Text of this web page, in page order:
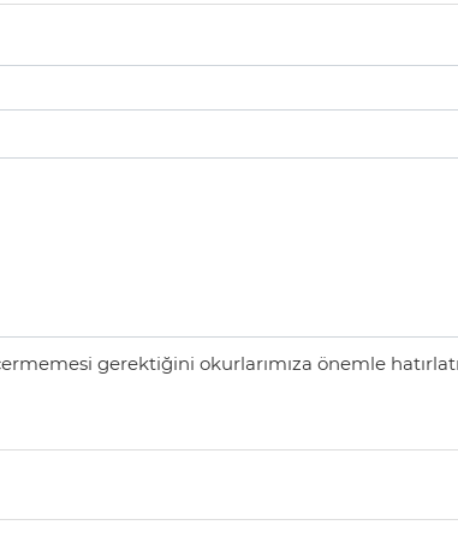
gerektiğini okurlarımıza önemle